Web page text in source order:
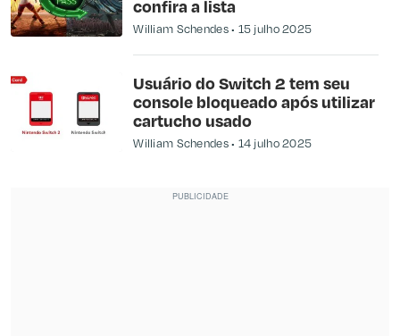
confira a lista
William Schendes 15 julho 2025
Usuário do Switch 2 tem seu
console bloqueado após utilizar
cartucho usado
William Schendes 14 julho 2025